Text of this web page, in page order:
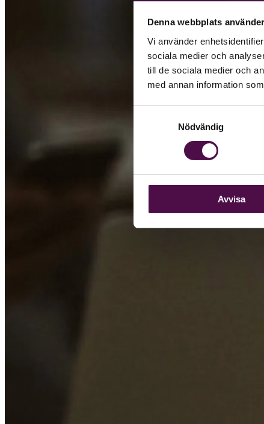
Denna webbplats
Vi använder
sociala medier och
till de sociala medier och
med annan information
Nödvändig
Avvisa